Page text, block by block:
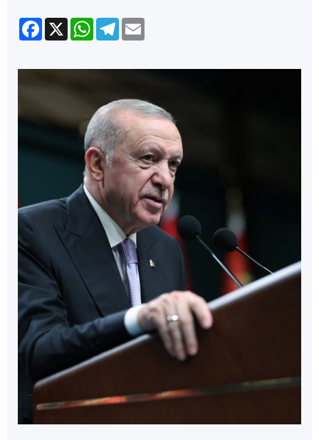
Facebook
X WhatsApp
Telegram